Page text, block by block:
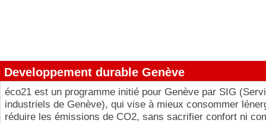
Developpement durable Genève
éco21 est un programme initié pour Genève par SIG
industriels de Genève), qui vise à mieux consommer
réduire les émissions de CO2, sans sacrifier confort ni